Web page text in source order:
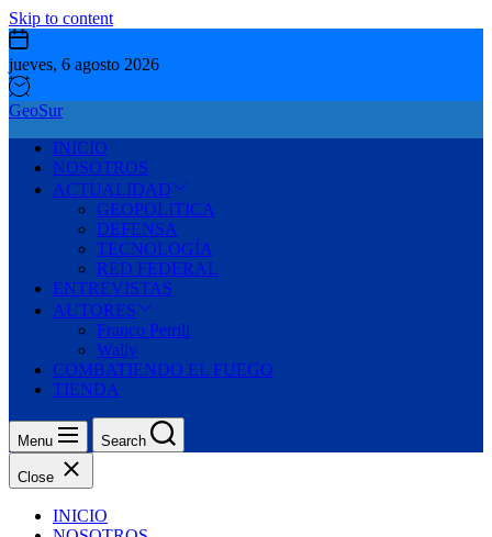
Skip to content
jueves, 6 agosto 2026
GeoSur
INICIO
NOSOTROS
ACTUALIDAD
GEOPOLITICA
DEFENSA
TECNOLOGÍA
RED FEDERAL
ENTREVISTAS
AUTORES
Franco Petrili
Wally
COMBATIENDO EL FUEGO
TIENDA
Menu Search
Close
INICIO